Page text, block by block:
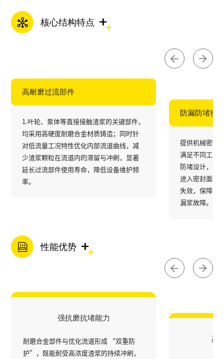
核心结构特点 +
高耐磨过流部件​
1.叶轮、泵体等直接接触渣浆的关键部件，
均采用高硬度耐磨合金材质铸造；同时针
对低流量工况特性优化内部流道曲线，减
少渣浆颗粒在流道内的滞留与冲刷，显著
延长过流部件使用寿命，降低设备维护频
率。
防漏防堵密
提供机械密封
满足不同工况
防堵设计，可
进入密封面，
失效，保障密
漏浆故障。
性能优势 +
强抗磨抗堵能力
耐磨合金部件与优化流道形成 “双重防
护”，既能耐受高浓度渣浆的持续冲刷，
高